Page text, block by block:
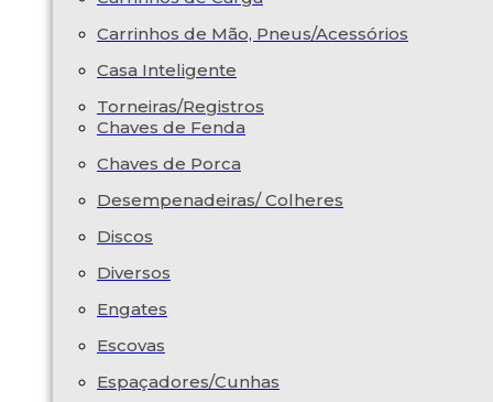
Carrinhos de Mão, Pneus/Acessórios
Casa Inteligente
Torneiras/Registros
Chaves de Fenda
Chaves de Porca
Desempenadeiras/ Colheres
Discos
Diversos
Engates
Escovas
Espaçadores/Cunhas